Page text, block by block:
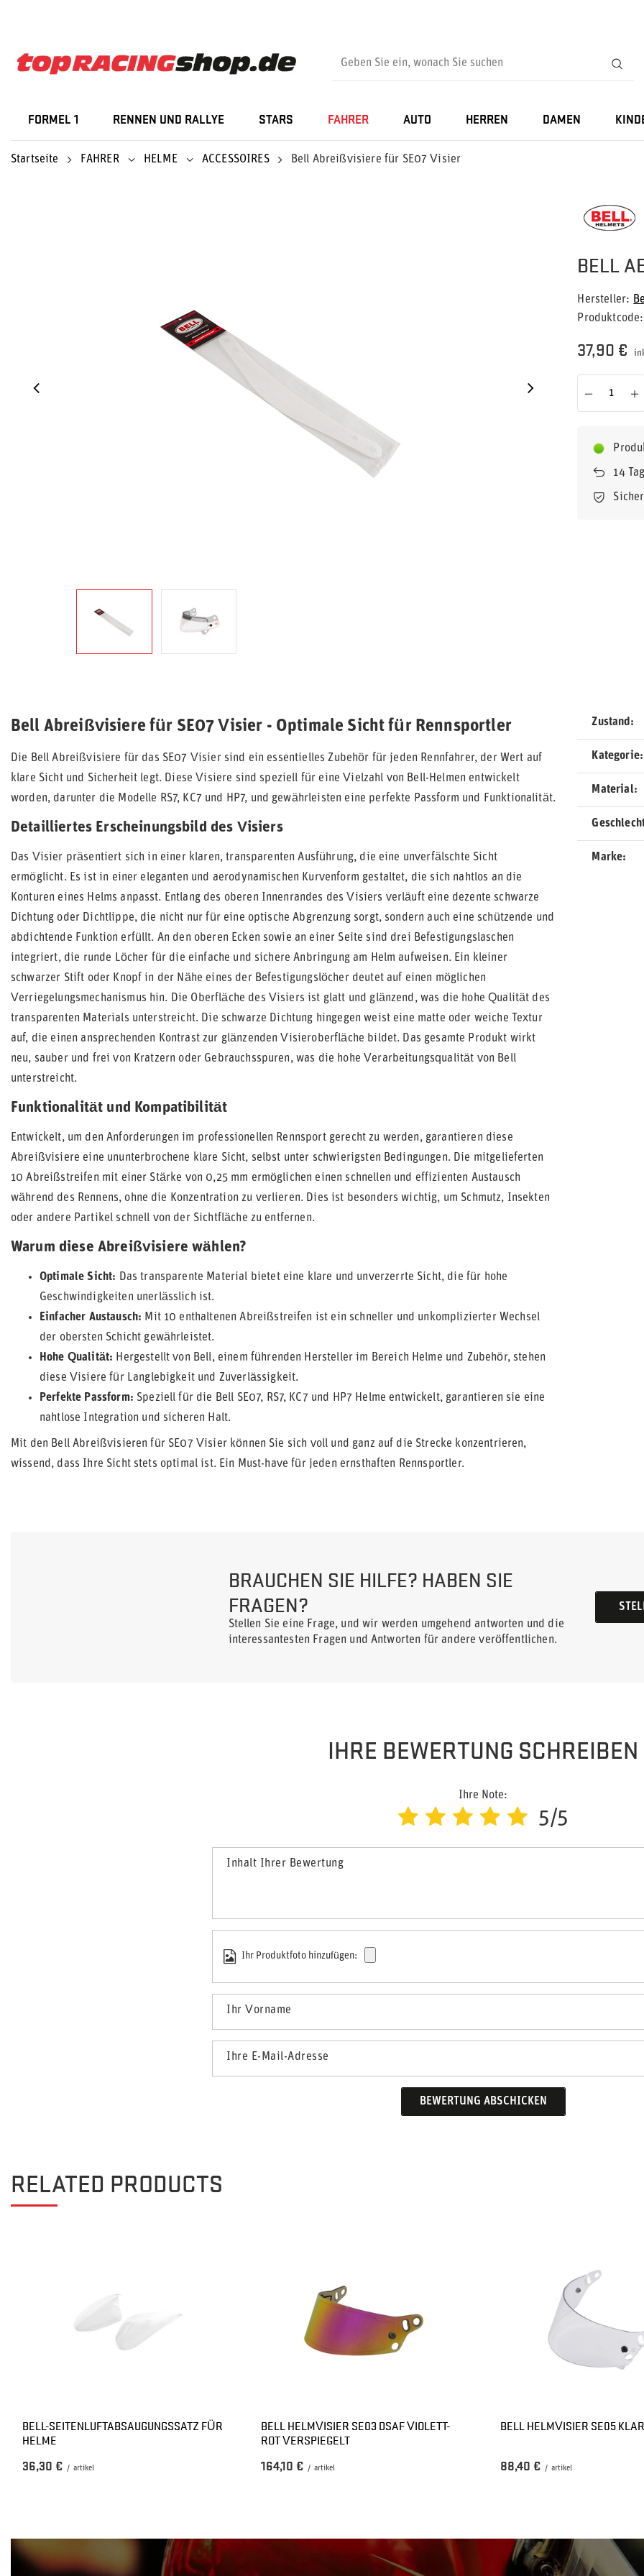
FORMEL 1 RENNEN UND RALLYE STARS FAHRER AUTO HERREN DAMEN
Startseite FAHRER HELME ACCESSOIRES Bell Abreißvisiere für SE07 Visier
BELL
Hersteller
Produktcode
37,90 €
14
Bell Abreißvisiere für SE07 Visier - Optimale Sicht für Rennsportler
Die Bell Abreißvisiere für das SE07 Visier sind ein essentielles Zubehör für jeden Rennfahrer, der Wert auf
klare Sicht und Sicherheit legt. Diese Visiere sind speziell für eine Vielzahl von Bell-Helmen entwickelt
worden, darunter die Modelle RS7, KC7 und HP7, und gewährleisten eine perfekte Passform und Funktionalität.
Detailliertes Erscheinungsbild des Visiers
Das Visier präsentiert sich in einer klaren, transparenten Ausführung, die eine unverfälschte Sicht
ermöglicht. Es ist in einer eleganten und aerodynamischen Kurvenform gestaltet, die sich nahtlos an die
Konturen eines Helms anpasst. Entlang des oberen Innenrandes des Visiers verläuft eine dezente schwarze
Dichtung oder Dichtlippe, die nicht nur für eine optische Abgrenzung sorgt, sondern auch eine schützende und
abdichtende Funktion erfüllt. An den oberen Ecken sowie an einer Seite sind drei Befestigungslaschen
integriert, die runde Löcher für die einfache und sichere Anbringung am Helm aufweisen. Ein kleiner
schwarzer Stift oder Knopf in der Nähe eines der Befestigungslöcher deutet auf einen möglichen
Verriegelungsmechanismus hin. Die Oberfläche des Visiers ist glatt und glänzend, was die hohe Qualität des
transparenten Materials unterstreicht. Die schwarze Dichtung hingegen weist eine matte oder weiche Textur
auf, die einen ansprechenden Kontrast zur glänzenden Visieroberfläche bildet. Das gesamte Produkt wirkt
neu, sauber und frei von Kratzern oder Gebrauchsspuren, was die hohe Verarbeitungsqualität von Bell
unterstreicht.
Funktionalität und Kompatibilität
Entwickelt, um den Anforderungen im professionellen Rennsport gerecht zu werden, garantieren diese
Abreißvisiere eine ununterbrochene klare Sicht, selbst unter schwierigsten Bedingungen. Die mitgelieferten
10 Abreißstreifen mit einer Stärke von 0,25 mm ermöglichen einen schnellen und effizienten Austausch
während des Rennens, ohne die Konzentration zu verlieren. Dies ist besonders wichtig, um Schmutz, Insekten
oder andere Partikel schnell von der Sichtfläche zu entfernen.
Warum diese Abreißvisiere wählen?
Optimale Sicht: Das transparente Material bietet eine klare und unverzerrte Sicht, die für hohe
Geschwindigkeiten unerlässlich ist.
Einfacher Austausch: Mit 10 enthaltenen Abreißstreifen ist ein schneller und unkomplizierter Wechsel
der obersten Schicht gewährleistet.
Hohe Qualität: Hergestellt von Bell, einem führenden Hersteller im Bereich Helme und Zubehör, stehen
diese Visiere für Langlebigkeit und Zuverlässigkeit.
Perfekte Passform: Speziell für die Bell SE07, RS7, KC7 und HP7 Helme entwickelt, garantieren sie eine
nahtlose Integration und sicheren Halt.
Mit den Bell Abreißvisieren für SE07 Visier können Sie sich voll und ganz auf die Strecke konzentrieren,
wissend, dass Ihre Sicht stets optimal ist. Ein Must-have für jeden ernsthaften Rennsportler.
Zustand
Kategorie
Material
Marke
BRAUCHEN SIE HILFE? HABEN SIE
FRAGEN?
Stellen Sie eine Frage, und wir werden umgehend antworten und die
interessantesten Fragen und Antworten für andere veröffentlichen.
IHRE BEWERTUNG SCHREIBEN
Ihre Note:
5/5
Inhalt Ihrer Bewertung
Ihr Produktfoto hinzufügen:
Ihr Vorname
Ihre E-Mail-Adresse
BEWERTUNG ABSCHICKEN
RELATED PRODUCTS
BELL-SEITENLUFTABSAUGUNGSSATZ FÜR
HELME
36,30 € / artikel
BELL HELMVISIER SE03 DSAF VIOLETT-
ROT VERSPIEGELT
164,10 € / artikel
BELL HELMVISIER SE05 KLAR
88,40 € / artikel